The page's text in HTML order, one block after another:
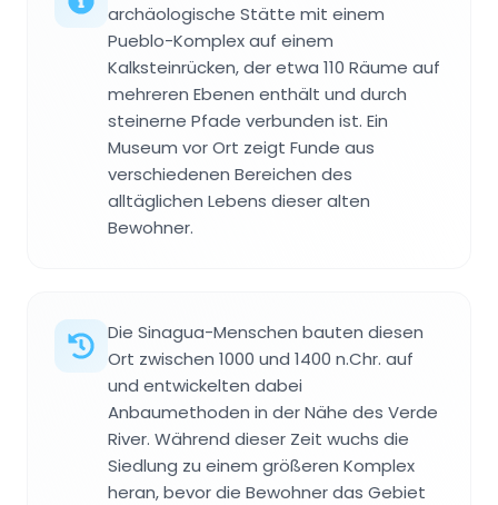
archäologische Stätte mit einem
Pueblo-Komplex auf einem
Kalksteinrücken, der etwa 110 Räume auf
mehreren Ebenen enthält und durch
steinerne Pfade verbunden ist. Ein
Museum vor Ort zeigt Funde aus
verschiedenen Bereichen des
alltäglichen Lebens dieser alten
Bewohner.
Die Sinagua-Menschen bauten diesen
Ort zwischen 1000 und 1400 n.Chr. auf
und entwickelten dabei
Anbaumethoden in der Nähe des Verde
River. Während dieser Zeit wuchs die
Siedlung zu einem größeren Komplex
heran, bevor die Bewohner das Gebiet